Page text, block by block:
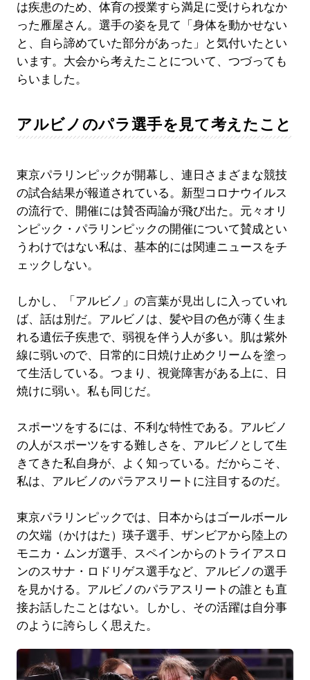
は疾患のため、体育の授業すら満足に受けられなか
った雁屋さん。選手の姿を見て「身体を動かせない
と、自ら諦めていた部分があった」と気付いたとい
います。大会から考えたことについて、つづっても
らいました。
アルビノのパラ選手を見て考えたこと
東京パラリンピックが開幕し、連日さまざまな競技
の試合結果が報道されている。新型コロナウイルス
の流行で、開催には賛否両論が飛び出た。元々オリ
ンピック・パラリンピックの開催について賛成とい
うわけではない私は、基本的には関連ニュースをチ
ェックしない。
しかし、「アルビノ」の言葉が見出しに入っていれ
ば、話は別だ。アルビノは、髪や目の色が薄く生ま
れる遺伝子疾患で、弱視を伴う人が多い。肌は紫外
線に弱いので、日常的に日焼け止めクリームを塗っ
て生活している。つまり、視覚障害がある上に、日
焼けに弱い。私も同じだ。
スポーツをするには、不利な特性である。アルビノ
の人がスポーツをする難しさを、アルビノとして生
きてきた私自身が、よく知っている。だからこそ、
私は、アルビノのパラアスリートに注目するのだ。
東京パラリンピックでは、日本からはゴールボール
の欠端（かけはた）瑛子選手、ザンビアから陸上の
モニカ・ムンガ選手、スペインからのトライアスロ
ンのスサナ・ロドリゲス選手など、アルビノの選手
を見かける。アルビノのパラアスリートの誰とも直
接お話したことはない。しかし、その活躍は自分事
のように誇らしく思えた。